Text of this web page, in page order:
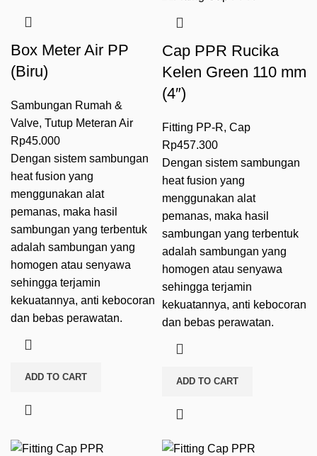
Box Meter Air PP
(Biru)
Sambungan Rumah &
Valve, Tutup Meteran Air
Rp45.000
Dengan sistem sambungan
heat fusion yang
menggunakan alat
pemanas, maka hasil
sambungan yang terbentuk
adalah sambungan yang
homogen atau senyawa
sehingga terjamin
kekuatannya, anti kebocoran
dan bebas perawatan.
ADD TO CART
Cap PPR Rucika
Kelen Green 110 mm
(4″)
Fitting PP-R, Cap
Rp457.300
Dengan sistem sambungan
heat fusion yang
menggunakan alat
pemanas, maka hasil
sambungan yang terbentuk
adalah sambungan yang
homogen atau senyawa
sehingga terjamin
kekuatannya, anti kebocoran
dan bebas perawatan.
ADD TO CART